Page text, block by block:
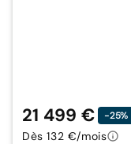
21 499 € -25%
Dès 132 €/mois